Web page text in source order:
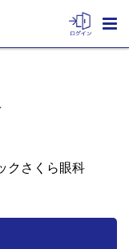
クさくら眼科